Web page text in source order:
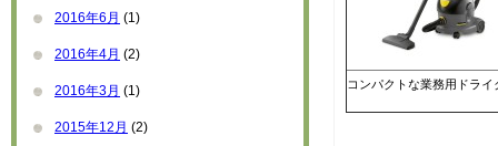
2016年6月 (1)
2016年4月 (2)
2016年3月 (1)
2015年12月 (2)
コンパクトな業務用ドライ